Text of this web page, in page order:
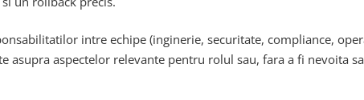
intre echipe (inginerie, securitate, compliance,
asupra aspectelor relevante pentru rolul sau, fara a fi nevoita